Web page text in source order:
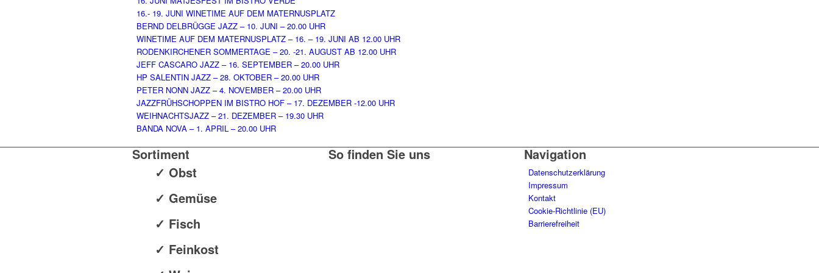
16.- 19. JUNI WINETIME AUF DEM MATERNUSPLATZ
BERND DELBRÜGGE JAZZ – 10. JUNI – 20.00 UHR
WINETIME AUF DEM MATERNUSPLATZ – 16. – 19. JUNI AB 12.00 UHR
RODENKIRCHENER SOMMERTAGE – 20. -21. AUGUST AB 12.00 UHR
JEFF CASCARO JAZZ – 16. SEPTEMBER – 20.00 UHR
HP SALENTIN JAZZ – 28. OKTOBER – 20.00 UHR
PETER NONN JAZZ – 4. NOVEMBER – 20.00 UHR
JAZZFRÜHSCHOPPEN IM BISTRO HOF – 17. DEZEMBER -12.00 UHR
WEIHNACHTSJAZZ – 21. DEZEMBER – 19.30 UHR
BANDA NOVA – 1. APRIL – 20.00 UHR
Sortiment
✓ Obst
✓ Gemüse
✓ Fisch
✓ Feinkost
So finden Sie uns Navigation
Datenschutzerklärung
Impressum
Kontakt
Cookie-Richtlinie (EU)
Barrierefreiheit